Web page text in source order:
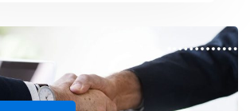
y medianas empresas en
extenso. Según el estudio
por el Instituto Nacional de
Geografía e […]